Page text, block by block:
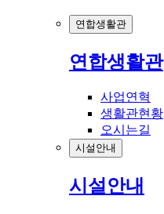
연합생활관
연합생활관
사업연혁
생활관현황
오시는길
시설안내
시설안내